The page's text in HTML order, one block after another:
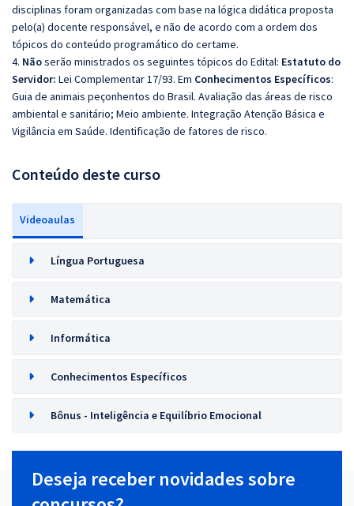
disciplinas foram organizadas com base na lógica didática proposta
pelo(a) docente responsável, e não de acordo com a ordem dos
tópicos do conteúdo programático do certame.
4. Nãoserão ministrados os seguintes tópicos do Edital: Estatuto do
Servidor: Lei Complementar 17/93. Em Conhecimentos Específicos:
Guia de animais peçonhentos do Brasil. Avaliação das áreas de risco
ambiental e sanitário; Meio ambiente. Integração Atenção Básica e
Vigilância em Saúde. Identificação de fatores de risco.
Conteúdo deste curso
Videoaulas
Língua Portuguesa
Matemática
Informática
Conhecimentos Específicos
Bônus - Inteligência e Equilíbrio Emocional
Deseja receber novidades sobre